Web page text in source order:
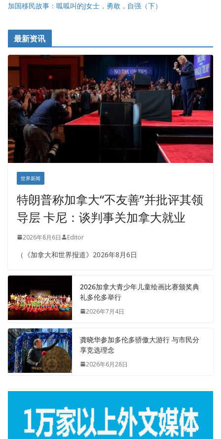
加国移民故事：呱呱叫的J女士，勇敢，自强（下）
最新资讯
世界新闻
特朗普称加拿大“不友善”并批评其领
导层 卡尼：谈判事关加拿大就业
2026年8月6日 Editor
（《加拿大和世界报道》2026年8月6日
2026加拿大青少年儿童绘画比赛颁奖典
礼多伦多举行
2026年7月4日
龚晓华参加多伦多骄傲大游行 与市民分
享竞选理念
2026年6月28日